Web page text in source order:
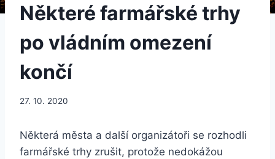
Některé farmářské trhy
po vládním omezení
končí
27. 10. 2020
Některá města a další organizátoři se rozhodli
farmářské trhy zrušit, protože nedokážou